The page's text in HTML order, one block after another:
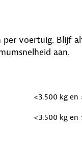
per voertuig. Blijf
aan.
<3.500 kg en
<3.500 kg en